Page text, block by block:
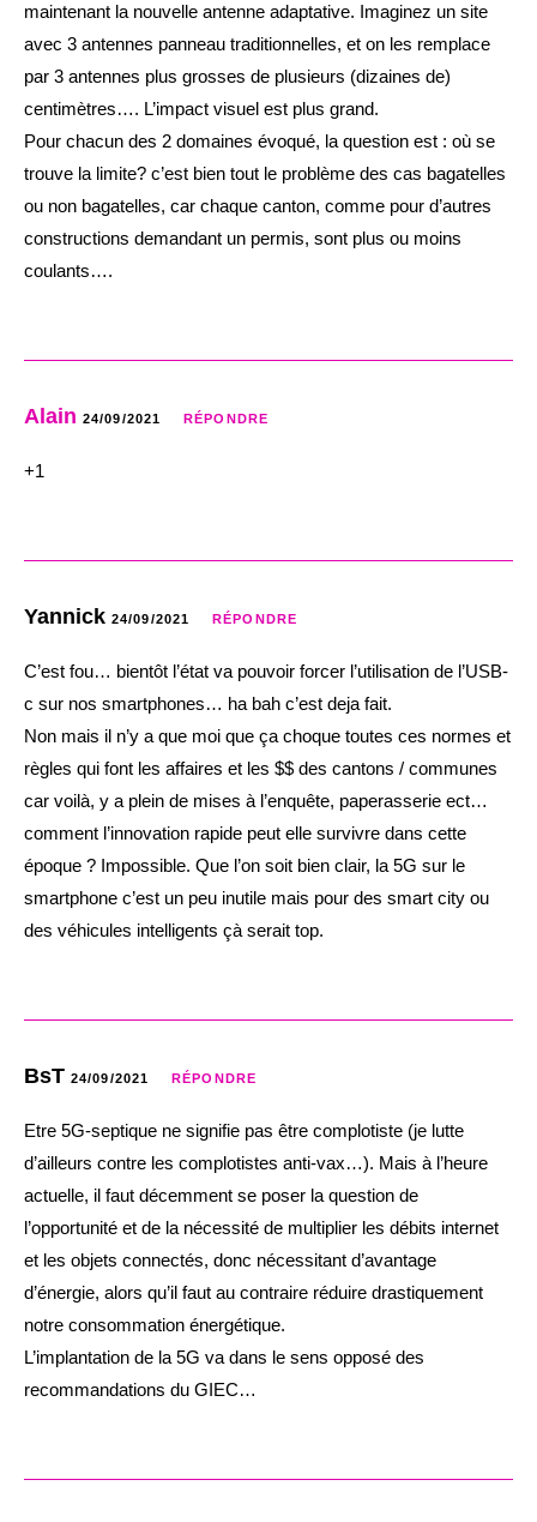
maintenant la nouvelle antenne adaptative. Imaginez un site
avec 3 antennes panneau traditionnelles, et on les remplace
par 3 antennes plus grosses de plusieurs (dizaines de)
centimètres…. L’impact visuel est plus grand.
Pour chacun des 2 domaines évoqué, la question est : où se
trouve la limite? c’est bien tout le problème des cas bagatelles
ou non bagatelles, car chaque canton, comme pour d’autres
constructions demandant un permis, sont plus ou moins
coulants….
Alain 24/09/2021 RÉPONDRE
+1
Yannick 24/09/2021 RÉPONDRE
C’est fou… bientôt l’état va pouvoir forcer l’utilisation de l’USB-
c sur nos smartphones… ha bah c’est deja fait.
Non mais il n’y a que moi que ça choque toutes ces normes et
règles qui font les affaires et les $$ des cantons / communes
car voilà, y a plein de mises à l’enquête, paperasserie ect…
comment l’innovation rapide peut elle survivre dans cette
époque ? Impossible. Que l’on soit bien clair, la 5G sur le
smartphone c’est un peu inutile mais pour des smart city ou
des véhicules intelligents çà serait top.
BsT 24/09/2021 RÉPONDRE
Etre 5G-septique ne signifie pas être complotiste (je lutte
d’ailleurs contre les complotistes anti-vax…). Mais à l’heure
actuelle, il faut décemment se poser la question de
l’opportunité et de la nécessité de multiplier les débits internet
et les objets connectés, donc nécessitant d’avantage
d’énergie, alors qu’il faut au contraire réduire drastiquement
notre consommation énergétique.
L’implantation de la 5G va dans le sens opposé des
recommandations du GIEC…